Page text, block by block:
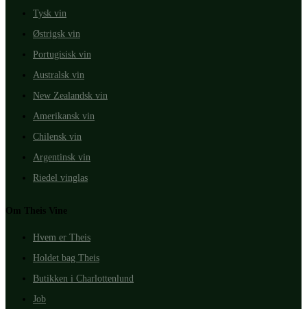
Tysk vin
Østrigsk vin
Portugisisk vin
Australsk vin
New Zealandsk vin
Amerikansk vin
Chilensk vin
Argentinsk vin
Riedel vinglas
Om Theis Vine
Hvem er Theis
Holdet bag Theis
Butikken i Charlottenlund
Job